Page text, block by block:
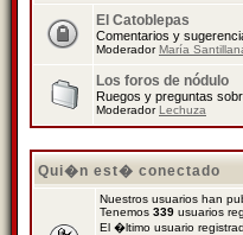
El Catoblepas
Comentarios y
ModeradorMaría
Los foros de nódulo
Ruegos y preguntas
ModeradorLechuza
Qui�n est� conectado
Nuestros usuarios han
Tenemos 339 usuarios
El �ltimo usuario